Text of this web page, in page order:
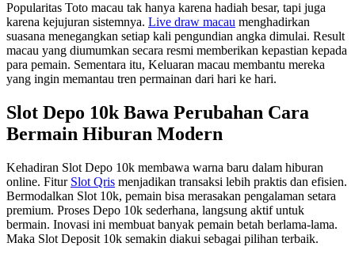
Popularitas Toto macau tak hanya karena hadiah besar, tapi juga
karena kejujuran sistemnya. Live draw macau menghadirkan
suasana menegangkan setiap kali pengundian angka dimulai. Result
macau yang diumumkan secara resmi memberikan kepastian kepada
para pemain. Sementara itu, Keluaran macau membantu mereka
yang ingin memantau tren permainan dari hari ke hari.
Slot Depo 10k Bawa Perubahan Cara
Bermain Hiburan Modern
Kehadiran Slot Depo 10k membawa warna baru dalam hiburan
online. Fitur Slot Qris menjadikan transaksi lebih praktis dan efisien.
Bermodalkan Slot 10k, pemain bisa merasakan pengalaman setara
premium. Proses Depo 10k sederhana, langsung aktif untuk
bermain. Inovasi ini membuat banyak pemain betah berlama-lama.
Maka Slot Deposit 10k semakin diakui sebagai pilihan terbaik.